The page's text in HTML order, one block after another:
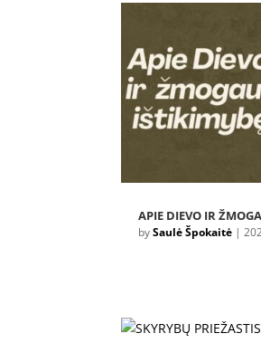
APIE DIEVO IR
bySaulė Špokaitė |